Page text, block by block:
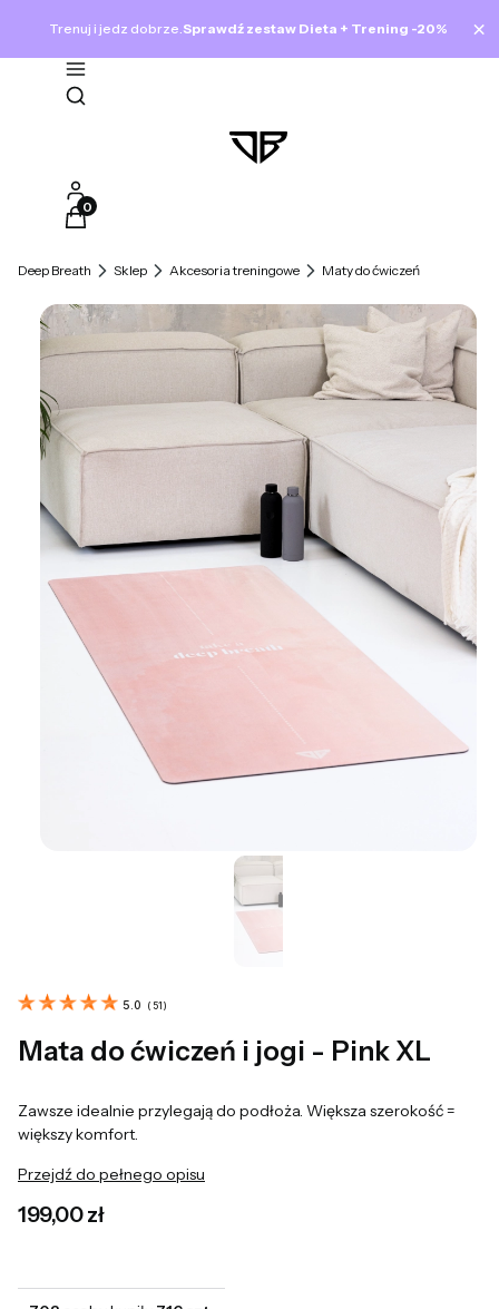
Trenuj i jedz dobrze.Sprawdź zestaw Dieta + Trening -20% ×
Otwórz wyszukiwarkę
Produkty w koszyku: 0. Zobacz szczegóły
Deep Breath Sklep Akcesoria treningowe Maty do ćwiczeń
5.0 ( 51 )
Mata do ćwiczeń i jogi - Pink XL
Zawsze idealnie przylegają do podłoża. Większa szerokość =
większy komfort.
Przejdź do pełnego opisu
Cena
199,00 zł